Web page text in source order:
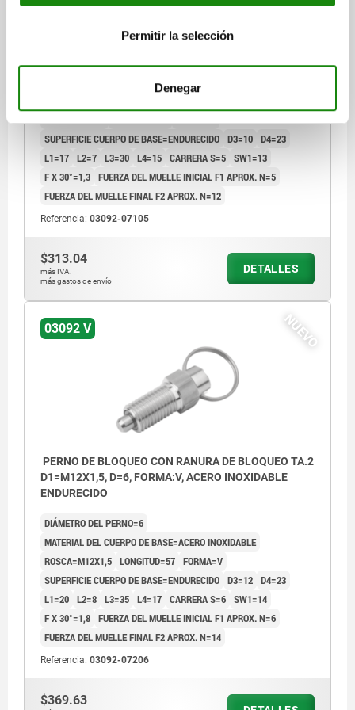
Permitir la selección
Denegar
D1=M10X1, D=5, FORMA:V, ACERO INOXIDABLE
ROSCA=M10X1 LONGITUD=52 FORMA=V
SUPERFICIE CUERPO DE BASE=ENDURECIDO D3=10 D4=23
L1=17 L2=7 L3=30 L4=15 CARRERA S=5 SW1=13
F X 30°=1,3 FUERZA DEL MUELLE INICIAL F1 APROX. N=5
FUERZA DEL MUELLE FINAL F2 APROX. N=12
Referencia: 03092-07105
$313.04
más IVA.
más gastos de envío
DETALLES
NUEVO
03092 V
PERNO DE BLOQUEO CON RANURA DE BLOQUEO TA.2
D1=M12X1,5, D=6, FORMA:V, ACERO INOXIDABLE
ENDURECIDO
DIÁMETRO DEL PERNO=6
MATERIAL DEL CUERPO DE BASE=ACERO INOXIDABLE
ROSCA=M12X1,5 LONGITUD=57 FORMA=V
SUPERFICIE CUERPO DE BASE=ENDURECIDO D3=12 D4=23
L1=20 L2=8 L3=35 L4=17 CARRERA S=6 SW1=14
F X 30°=1,8 FUERZA DEL MUELLE INICIAL F1 APROX. N=6
FUERZA DEL MUELLE FINAL F2 APROX. N=14
Referencia: 03092-07206
$369.63